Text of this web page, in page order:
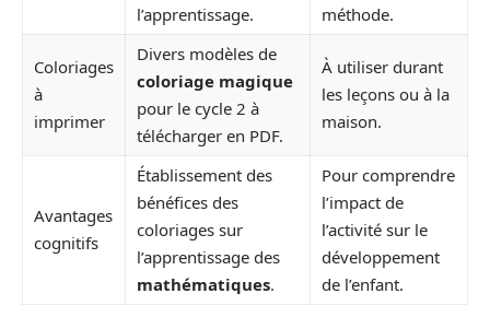
l’apprentissage.
méthode.
Coloriages
à
imprimer
Divers modèles de
coloriage magique
pour le cycle 2 à
télécharger en PDF.
À utiliser durant
les leçons ou à la
maison.
Avantages
cognitifs
Établissement des
bénéfices des
coloriages sur
l’apprentissage des
mathématiques.
Pour comprendre
l’impact de
l’activité sur le
développement
de l’enfant.